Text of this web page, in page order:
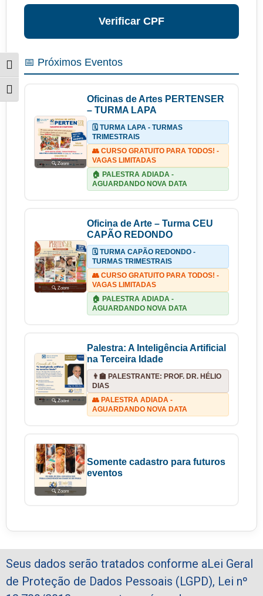
Alternar alto contraste
Alternar tamanho da fonte
Verificar CPF
📅 Próximos Eventos
🔍 Zoom
Oficinas de Artes PERTENSER
– TURMA LAPA
🗓️ TURMA LAPA - TURMAS
TRIMESTRAIS
👥 CURSO GRATUITO PARA TODOS! -
VAGAS LIMITADAS
🏠 PALESTRA ADIADA -
AGUARDANDO NOVA DATA
🔍 Zoom
Oficina de Arte – Turma CEU
CAPÃO REDONDO
🗓️ TURMA CAPÃO REDONDO -
TURMAS TRIMESTRAIS
👥 CURSO GRATUITO PARA TODOS! -
VAGAS LIMITADAS
🏠 PALESTRA ADIADA -
AGUARDANDO NOVA DATA
🔍 Zoom
Palestra: A Inteligência Artificial
na Terceira Idade
👨‍🏫 PALESTRANTE: PROF. DR. HÉLIO
DIAS
👥 PALESTRA ADIADA -
AGUARDANDO NOVA DATA
🔍 Zoom
Somente cadastro para futuros
eventos
Seus dados serão tratados conforme aLei Geral
de Proteção de Dados Pessoais (LGPD), Lei nº